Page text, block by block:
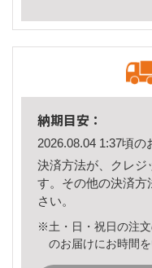
納期目安：
2026.08.04 1:37頃の
決済方法が、クレジ
す。その他の決済方
さい。
※土・日・祝日の注
のお届けにお時間